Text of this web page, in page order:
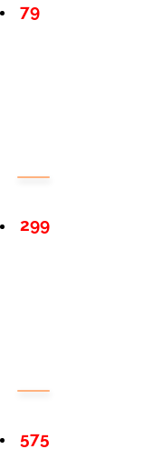
79
299
575